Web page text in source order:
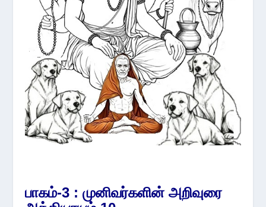
பாகம்-3 : முனிவர்களின் அறிவுரை